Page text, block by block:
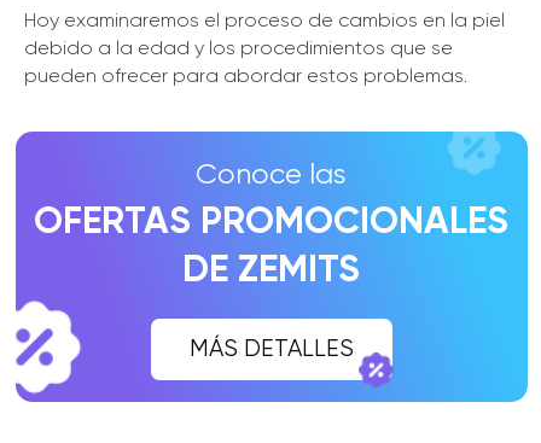
Hoy examinaremos el proceso de cambios en la piel
debido a la edad y los procedimientos que se
pueden ofrecer para abordar estos problemas.